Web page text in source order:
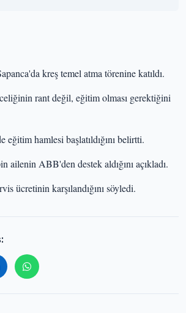
kreş temel atma törenine katıldı.
rant değil, eğitim olması gerektiğini
eğitim hamlesi başlatıldığını belirtti.
ailenin ABB'den destek aldığını açıkladı.
ücretinin karşılandığını söyledi.